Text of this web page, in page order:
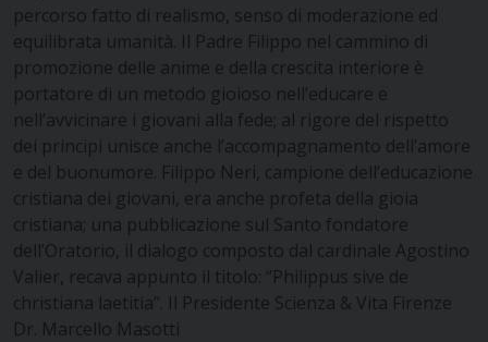
percorso fatto di realismo, senso di moderazione ed
equilibrata umanità. Il Padre Filippo nel cammino di
promozione delle anime e della crescita interiore è
portatore di un metodo gioioso nell’educare e
nell’avvicinare i giovani alla fede; al rigore del rispetto
dei principi unisce anche l’accompagnamento dell’amore
e del buonumore. Filippo Neri, campione dell’educazione
cristiana dei giovani, era anche profeta della gioia
cristiana; una pubblicazione sul Santo fondatore
dell’Oratorio, il dialogo composto dal cardinale Agostino
Valier, recava appunto il titolo: “Philippus sive de
christiana laetitia”. Il Presidente Scienza & Vita Firenze
Dr. Marcello Masotti